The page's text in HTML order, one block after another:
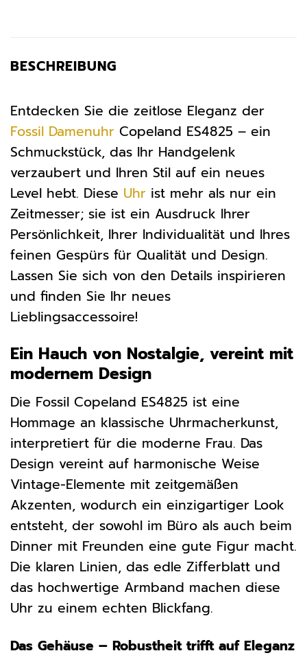
BESCHREIBUNG
Entdecken Sie die zeitlose Eleganz der
Fossil Damenuhr Copeland ES4825 – ein
Schmuckstück, das Ihr Handgelenk
verzaubert und Ihren Stil auf ein neues
Level hebt. Diese Uhr ist mehr als nur ein
Zeitmesser; sie ist ein Ausdruck Ihrer
Persönlichkeit, Ihrer Individualität und Ihres
feinen Gespürs für Qualität und Design.
Lassen Sie sich von den Details inspirieren
und finden Sie Ihr neues
Lieblingsaccessoire!
Ein Hauch von Nostalgie, vereint mit
modernem Design
Die Fossil Copeland ES4825 ist eine
Hommage an klassische Uhrmacherkunst,
interpretiert für die moderne Frau. Das
Design vereint auf harmonische Weise
Vintage-Elemente mit zeitgemäßen
Akzenten, wodurch ein einzigartiger Look
entsteht, der sowohl im Büro als auch beim
Dinner mit Freunden eine gute Figur macht.
Die klaren Linien, das edle Zifferblatt und
das hochwertige Armband machen diese
Uhr zu einem echten Blickfang.
Das Gehäuse – Robustheit trifft auf Eleganz